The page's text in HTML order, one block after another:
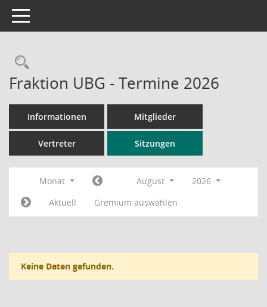
Toggle navigation
Rechercheauswahl
Fraktion UBG - Termine 2026
Informationen Mitglieder
Vertreter Sitzungen
Monat August
2026
Aktuell
Gremium auswählen
Keine Daten gefunden.